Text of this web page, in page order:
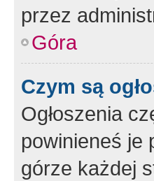
przez
Góra
Czym są
Ogłoszenia
powinieneś je
górze każdej